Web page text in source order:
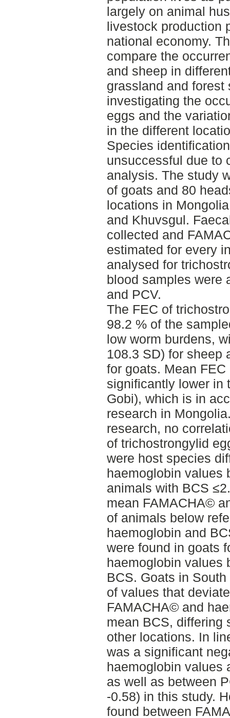
largely on animal
livestock production
national economy.
compare the
and sheep in
grassland and forest
investigating the
eggs and the
in the different
Species
unsuccessful due to
analysis. The study
of goats and 80
locations in
and Khuvsgul.
collected and
estimated for every
analysed for
blood samples were
and PCV.
The FEC of
98.2 % of the
low worm burdens,
108.3 SD) for sheep
for goats. Mean
significantly lower in
Gobi), which is in
research in
research, no
of trichostrongylid
were host species
haemoglobin values
animals with BCS
mean FAMACHA©
of animals below
haemoglobin and
were found in goats
haemoglobin values
BCS. Goats in
of values that
FAMACHA© and
mean BCS, differing
other locations. In
was a significant
haemoglobin values
as well as between
-0.58) in this study.
found between